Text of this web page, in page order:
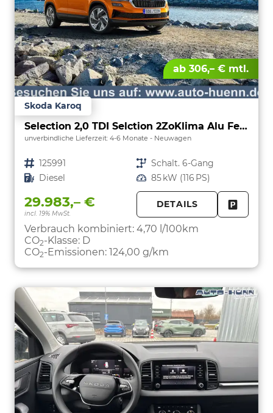
ab 306,– € mtl.
Skoda Karoq
Selection 2,0 TDI Selction 2ZoKlima Alu Felgen 5J Garantie Sitzheizung LED Scheinwerfer Tempomat
unverbindliche Lieferzeit: 4-6 Monate Neuwagen
Fahrzeugnr. 125991 Getriebe Schalt. 6-Gang
Kraftstoff Diesel Leistung 85 kW (116 PS)
29.983,– €
incl. 19% MwSt.
DETAILS
Verbrauch kombiniert: 4,70 l/100km
CO2-Klasse: D
CO2-Emissionen: 124,00 g/km